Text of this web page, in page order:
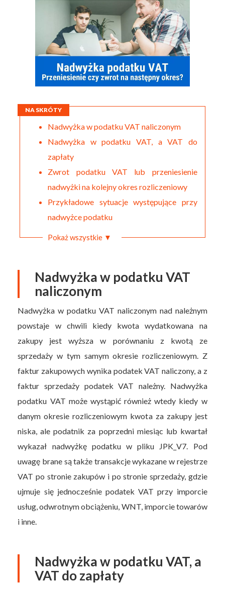
NA SKRÓTY
Nadwyżka w podatku VAT naliczonym
Nadwyżka w podatku VAT, a VAT do
zapłaty
Zwrot podatku VAT lub przeniesienie
nadwyżki na kolejny okres rozliczeniowy
Przykładowe sytuacje występujące przy
nadwyżce podatku
Pokaż wszystkie ▼
Nadwyżka w podatku VAT
naliczonym
Nadwyżka w podatku VAT naliczonym nad należnym
powstaje w chwili kiedy kwota wydatkowana na
zakupy jest wyższa w porównaniu z kwotą ze
sprzedaży w tym samym okresie rozliczeniowym. Z
faktur zakupowych wynika podatek VAT naliczony, a z
faktur sprzedaży podatek VAT należny. Nadwyżka
podatku VAT może wystąpić również wtedy kiedy w
danym okresie rozliczeniowym kwota za zakupy jest
niska, ale podatnik za poprzedni miesiąc lub kwartał
wykazał nadwyżkę podatku w pliku JPK_V7. Pod
uwagę brane są także transakcje wykazane w rejestrze
VAT po stronie zakupów i po stronie sprzedaży, gdzie
ujmuje się jednocześnie podatek VAT przy imporcie
usług, odwrotnym obciążeniu, WNT, imporcie towarów
i inne.
Nadwyżka w podatku VAT, a
VAT do zapłaty